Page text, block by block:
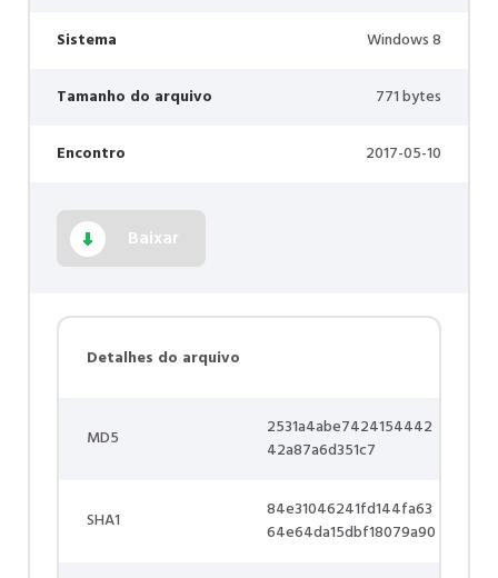
Sistema Windows 8
Tamanho do arquivo 771 bytes
Encontro 2017-05-10
Baixar
Detalhes do arquivo
MD5
2531a4abe7424154442
42a87a6d351c7
SHA1
84e31046241fd144fa63
64e64da15dbf18079a90